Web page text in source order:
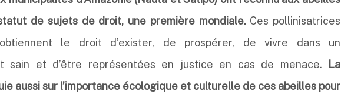
de sujets de droit, une première mondiale.Ces pollinisatrices
le droit d’exister, de prospérer, de vivre dans un
sain et d’être représentées en justice en cas de menace.
La
aussi sur l’importance écologique et culturelle de ces abeilles pour